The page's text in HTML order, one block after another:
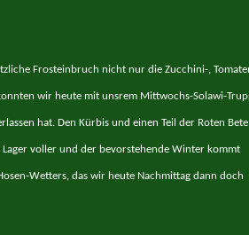
Frosteinbruch nicht nur die Zucchini-,
wir heute mit unsrem Mittwochs-Solawi-
hat. Den Kürbis und einen Teil der Roten Bete
voller und der bevorstehende Winter kommt
Wetters, das wir heute Nachmittag dann doch